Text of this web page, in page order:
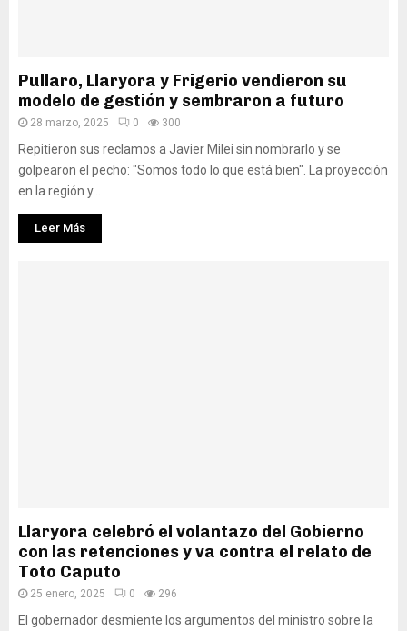
Pullaro, Llaryora y Frigerio vendieron su
modelo de gestión y sembraron a futuro
28 marzo, 2025 0 300
Repitieron sus reclamos a Javier Milei sin nombrarlo y se
golpearon el pecho: "Somos todo lo que está bien". La proyección
en la región y...
Leer Más
Llaryora celebró el volantazo del Gobierno
con las retenciones y va contra el relato de
Toto Caputo
25 enero, 2025 0 296
El gobernador desmiente los argumentos del ministro sobre la